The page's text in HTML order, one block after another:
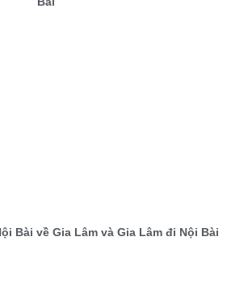
Bài về Gia Lâm và Gia Lâm đi Nội Bài